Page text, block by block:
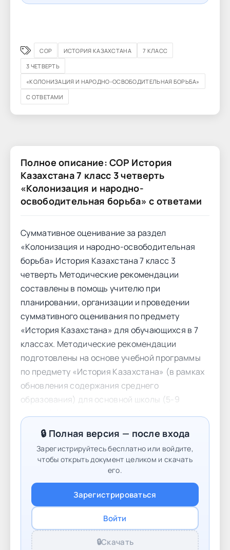
СОР ИСТОРИЯ КАЗАХСТАНА
7 КЛАСС
3 ЧЕТВЕРТЬ
«КОЛОНИЗАЦИЯ И НАРОДНО-ОСВОБОДИТЕЛЬНАЯ БОРЬБА»
С ОТВЕТАМИ
Полное описание: СОР История
Казахстана 7 класс 3 четверть
«Колонизация и народно-
освободительная борьба» с ответами
Суммативное оценивание за раздел
«Колонизация и народно-освободительная
борьба» История Казахстана 7 класс 3
четверть Методические рекомендации
составлены в помощь учителю при
планировании, организации и проведении
суммативного оценивания по предмету
«История Казахстана» для обучающихся в 7
классах. Методические рекомендации
подготовлены на основе учебной программы
по предмету «История Казахстана» (в рамках
обновления содержания среднего
образования) для основной школы (5-9
учебного плана. Задания для суммативного
оценивания за раздел/сквозную тему
позволят учителю определить уровень
достижения учащимися целей обучения,
запланированных на четверть. Для
проведения суммативного оценивания за
раздел/сквозную тему в методических
рекомендациях предлагаются задания,
критерии оценивания с дескрипторами и
🔒 Полная версия — после входа
Зарегистрируйтесь бесплатно или войдите,
чтобы открыть документ целиком и скачать
его.
Зарегистрироваться
Войти
🔒Скачать